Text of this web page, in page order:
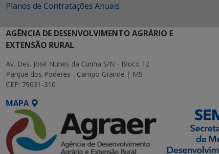
Planos de Contratações Anuais
AGÊNCIA DE DESENVOLVIMENTO AGRÁRIO E
EXTENSÃO RURAL
Av. Des. José Nunes da Cunha S/N - Bloco 12
Parque dos Poderes - Campo Grande | MS
CEP: 79031-310
MAPA